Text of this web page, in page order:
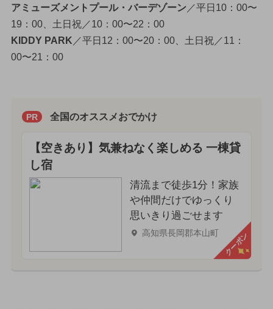
アミューズメントプール・バーデゾーン ／平日10：00〜
19：00、土日祝／10：00〜22：00
KIDDY PARK ／平日12：00〜20：00、土日祝／11：
00〜21：00
PR 全国のオススメおでかけ
【空きあり】気兼ねなく楽しめる 一棟貸
し宿
清流まで徒歩1分！家族
や仲間だけでゆっくり
思いきり過ごせます
高知県長岡郡本山町 クーポン